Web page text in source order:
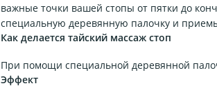
важные точки вашей стопы от пятки до
специальную деревянную палочку и
Как делается тайский массаж стоп
При помощи специальной деревянной
Эффект